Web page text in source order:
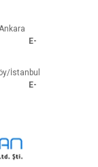
No: 54 Ankara
05
E-
Karaköy/İstanbul
27
E-